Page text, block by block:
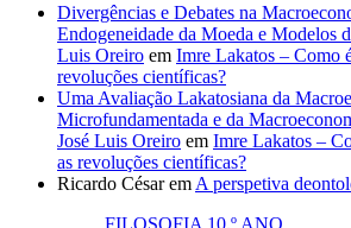
Divergências e Debates na
Endogeneidade da Moeda e Modelos
Luis Oreiro em Imre Lakatos – Como
revoluções científicas?
Uma Avaliação Lakatosiana da
Microfundamentada e da
José Luis Oreiro em Imre Lakatos –
as revoluções científicas?
Ricardo Césarem A perspetiva
FILOSOFIA 10.º ANO